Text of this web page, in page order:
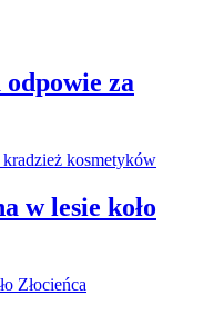
za
w lesie koło